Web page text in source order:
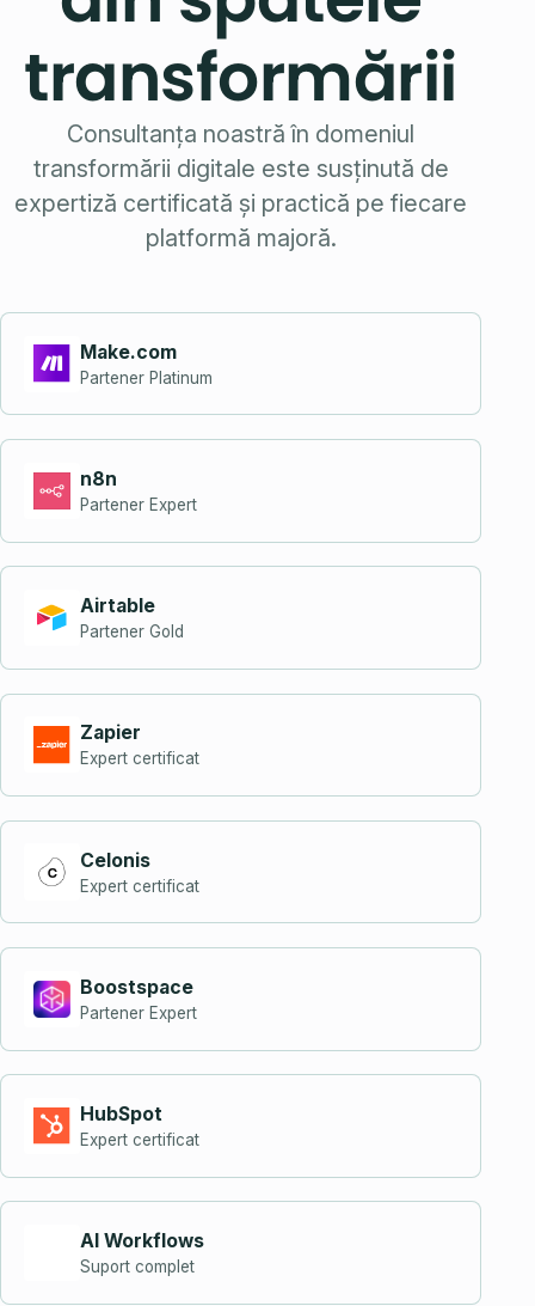
transformării
Consultanța noastră în domeniul
transformării digitale este susținută de
expertiză certificată și practică pe fiecare
platformă majoră.
Make.com
Partener Platinum
n8n
Partener Expert
Airtable
Partener Gold
Zapier
Expert certificat
Celonis
Expert certificat
Boostspace
Partener Expert
HubSpot
Expert certificat
AI Workflows
Suport complet